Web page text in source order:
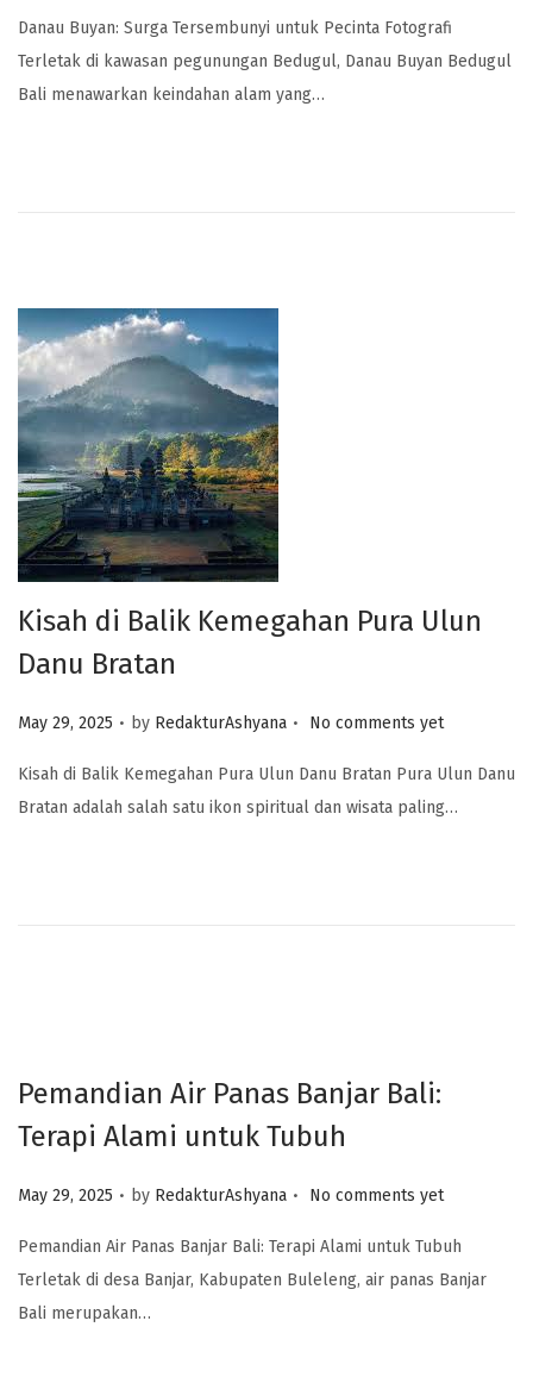
Danau Buyan: Surga Tersembunyi untuk Pecinta Fotografi
Terletak di kawasan pegunungan Bedugul, Danau Buyan Bedugul
Bali menawarkan keindahan alam yang…
Kisah di Balik Kemegahan Pura Ulun
Danu Bratan
Posted on
May 29, 2025 . by RedakturAshyana . No comments yet
Kisah di Balik Kemegahan Pura Ulun Danu Bratan Pura Ulun Danu
Bratan adalah salah satu ikon spiritual dan wisata paling…
Pemandian Air Panas Banjar Bali:
Terapi Alami untuk Tubuh
Posted on
May 29, 2025 . by RedakturAshyana . No comments yet
Pemandian Air Panas Banjar Bali: Terapi Alami untuk Tubuh
Terletak di desa Banjar, Kabupaten Buleleng, air panas Banjar
Bali merupakan…